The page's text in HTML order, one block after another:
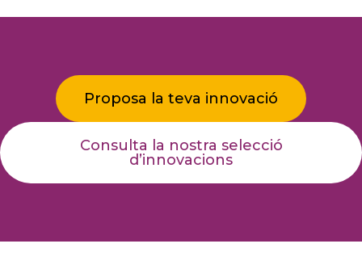
Proposa la teva innovació
Consulta la nostra selecció
d’innovacions